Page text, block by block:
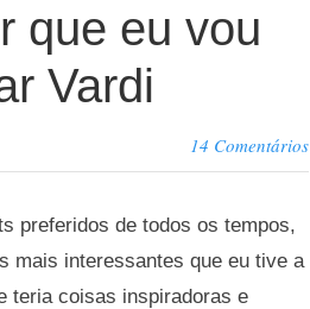
que eu vou
Vardi
14 Comentários
preferidos de todos os tempos,
mais interessantes que eu tive a
teria coisas inspiradoras e